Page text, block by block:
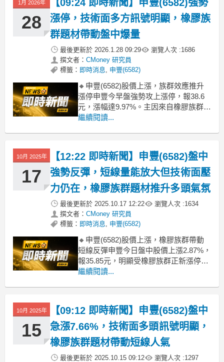
流具醫療手套題材的NBR（丁腈橡膠）
概念股，顯示特定題材對股價具強勁
1月 2026年
28
【09:24 即時新聞】申豐(6582)強勢
漲停，技術面多方訊號明顯，橡膠族
群題材帶動盤中爆量
最後更新於 2026.1.28 09:29 瀏覽人次 :1686
撰文者： CMoney 研究員
標籤： 即時消息, 申豐(6582)
🔸申豐(6582)股價上漲，族群效應推升
漲停申豐今早盤強勢攻上漲停，報38.6
元，漲幅達9.97%。主因來自橡膠族群正
新(2105)領漲，族群資金明顯迴流，帶
盤面資金明顯聚焦族群輪動，短線題材
凌駕基本面。🔸技術面多頭排列，籌碼
面
繼續閱讀...
10月 2025年
17
【12:22 即時新聞】申豐(6582)盤中
強勢反彈，短線量能放大但技術面壓
力仍在，橡膠族群題材推升多頭氣氛
最後更新於 2025.10.17 12:22 瀏覽人次 :1634
撰文者： CMoney 研究員
標籤： 即時消息, 申豐(6582)
🔸申豐(6582)股價上漲，橡膠族群帶動
短線反彈申豐今日盤中股價上漲2.87%，
報35.85元，明顯受橡膠族群正新漲停激
勵，族群氣氛偏多。雖然申豐近期營收
線資金推升。法人籌碼面則呈現分歧，
外資昨日小幅買超，主力籌碼則偏空，
顯示短
繼續閱讀...
10月 2025年
15
【09:12 即時新聞】申豐(6582)盤中
急漲7.66%，技術面多頭訊號明顯，
橡膠族群題材帶動短線人氣
最後更新於 2025.10.15 09:12 瀏覽人次 :1297